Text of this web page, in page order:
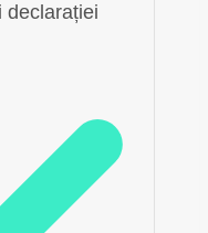
declarației